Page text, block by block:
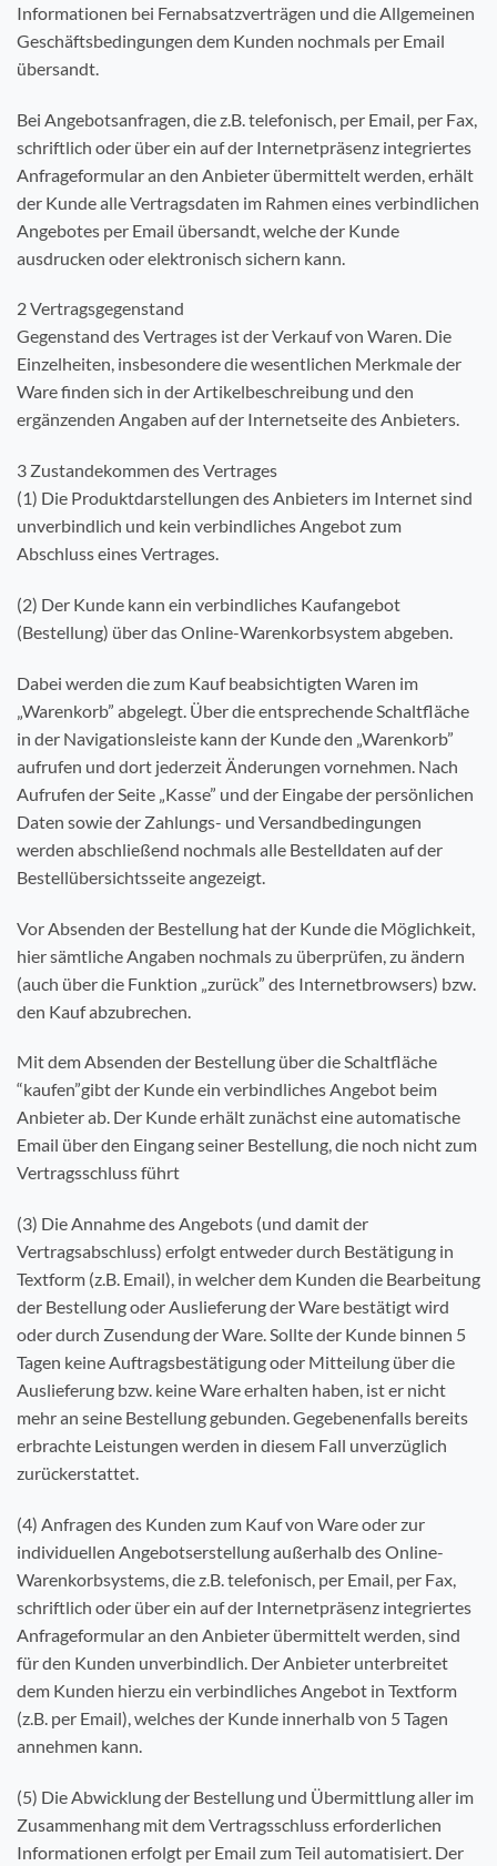
Informationen bei Fernabsatzverträgen und die Allgemeinen
Geschäftsbedingungen dem Kunden nochmals per Email
übersandt.
Bei Angebotsanfragen, die z.B. telefonisch, per Email, per Fax,
schriftlich oder über ein auf der Internetpräsenz integriertes
Anfrageformular an den Anbieter übermittelt werden, erhält
der Kunde alle Vertragsdaten im Rahmen eines verbindlichen
Angebotes per Email übersandt, welche der Kunde
ausdrucken oder elektronisch sichern kann.
2 Vertragsgegenstand
Gegenstand des Vertrages ist der Verkauf von Waren. Die
Einzelheiten, insbesondere die wesentlichen Merkmale der
Ware finden sich in der Artikelbeschreibung und den
ergänzenden Angaben auf der Internetseite des Anbieters.
3 Zustandekommen des Vertrages
(1) Die Produktdarstellungen des Anbieters im Internet sind
unverbindlich und kein verbindliches Angebot zum
Abschluss eines Vertrages.
(2) Der Kunde kann ein verbindliches Kaufangebot
(Bestellung) über das Online-Warenkorbsystem abgeben.
Dabei werden die zum Kauf beabsichtigten Waren im
„Warenkorb” abgelegt. Über die entsprechende Schaltfläche
in der Navigationsleiste kann der Kunde den „Warenkorb”
aufrufen und dort jederzeit Änderungen vornehmen. Nach
Aufrufen der Seite „Kasse” und der Eingabe der persönlichen
Daten sowie der Zahlungs- und Versandbedingungen
werden abschließend nochmals alle Bestelldaten auf der
Bestellübersichtsseite angezeigt.
Vor Absenden der Bestellung hat der Kunde die Möglichkeit,
hier sämtliche Angaben nochmals zu überprüfen, zu ändern
(auch über die Funktion „zurück” des Internetbrowsers) bzw.
den Kauf abzubrechen.
Mit dem Absenden der Bestellung über die Schaltfläche
“kaufen”gibt der Kunde ein verbindliches Angebot beim
Anbieter ab. Der Kunde erhält zunächst eine automatische
Email über den Eingang seiner Bestellung, die noch nicht zum
Vertragsschluss führt
(3) Die Annahme des Angebots (und damit der
Vertragsabschluss) erfolgt entweder durch Bestätigung in
Textform (z.B. Email), in welcher dem Kunden die Bearbeitung
der Bestellung oder Auslieferung der Ware bestätigt wird
oder durch Zusendung der Ware. Sollte der Kunde binnen 5
Tagen keine Auftragsbestätigung oder Mitteilung über die
Auslieferung bzw. keine Ware erhalten haben, ist er nicht
mehr an seine Bestellung gebunden. Gegebenenfalls bereits
erbrachte Leistungen werden in diesem Fall unverzüglich
zurückerstattet.
(4) Anfragen des Kunden zum Kauf von Ware oder zur
individuellen Angebotserstellung außerhalb des Online-
Warenkorbsystems, die z.B. telefonisch, per Email, per Fax,
schriftlich oder über ein auf der Internetpräsenz integriertes
Anfrageformular an den Anbieter übermittelt werden, sind
für den Kunden unverbindlich. Der Anbieter unterbreitet
dem Kunden hierzu ein verbindliches Angebot in Textform
(z.B. per Email), welches der Kunde innerhalb von 5 Tagen
annehmen kann.
(5) Die Abwicklung der Bestellung und Übermittlung aller im
Zusammenhang mit dem Vertragsschluss erforderlichen
Informationen erfolgt per Email zum Teil automatisiert. Der